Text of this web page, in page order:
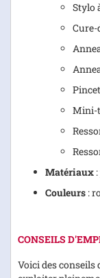
Stylo
Cure-
Mini-
Matériaux
Couleurs :
CONSEILS
Voici des conseils